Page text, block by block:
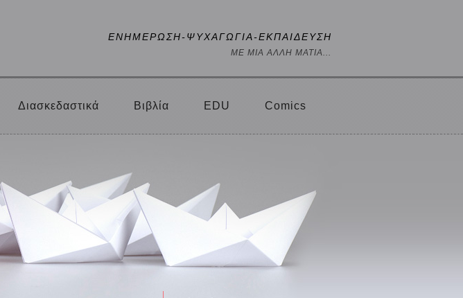
ΕΝΗΜΕΡΩΣΗ-ΨΥΧΑΓΩΓΙΑ-ΕΚΠΑΙΔΕΥΣΗ
ΜΕ ΜΙΑ ΑΛΛΗ ΜΑΤΙΑ...
Διασκεδαστικά Βιβλία EDU Comics